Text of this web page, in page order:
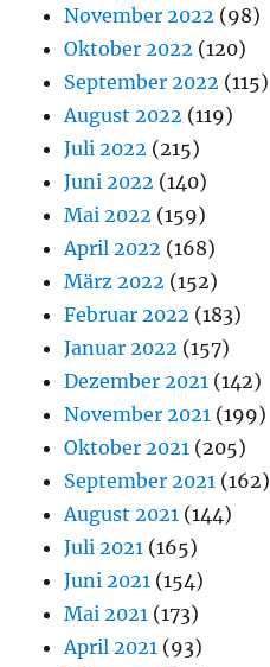
November 2022 (98)
Oktober 2022 (120)
September 2022 (115)
August 2022 (119)
Juli 2022 (215)
Juni 2022 (140)
Mai 2022 (159)
April 2022 (168)
März 2022 (152)
Februar 2022 (183)
Januar 2022 (157)
Dezember 2021 (142)
November 2021 (199)
Oktober 2021 (205)
September 2021 (162)
August 2021 (144)
Juli 2021 (165)
Juni 2021 (154)
Mai 2021 (173)
April 2021 (93)